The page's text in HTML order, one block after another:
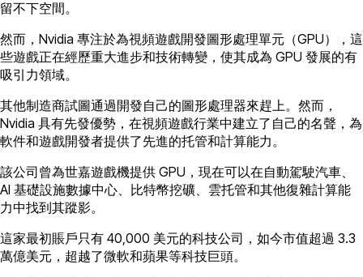
留不下空間。
然而，Nvidia 專注於為視頻遊戲開發圖形處理單元（GPU），這
些遊戲正在經歷重大進步和技術轉變，使其成為 GPU 發展的有
吸引力領域。
其他制造商試圖通過開發自己的圖形處理器來趕上。然而，
Nvidia 具有先發優勢，在視頻遊戲行業中建立了自己的名聲，為
軟件和遊戲開發者提供了先進的托管和計算能力。
該公司曾為世嘉遊戲機提供 GPU，現在可以在自動駕駛汽車、
AI 基礎設施數據中心、比特幣挖礦、雲托管和其他復雜計算能
力中找到其蹤影。
這家最初賬戶只有 40,000 美元的科技公司，如今市值超過 3.3
萬億美元，超越了微軟和蘋果等科技巨頭。